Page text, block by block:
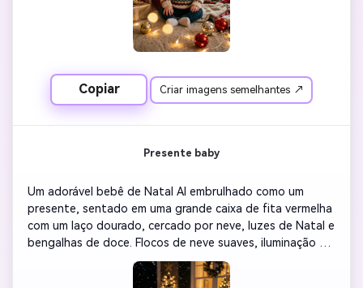
Copiar Criar imagens semelhantes ↗
Presente baby
Um adorável bebê de Natal AI embrulhado como um
presente, sentado em uma grande caixa de fita vermelha
com um laço dourado, cercado por neve, luzes de Natal e
bengalhas de doce. Flocos de neve suaves, iluminação
cinematográfica, alegria festiva, luz festiva quente,
fundo de foco suave com texturas surrealistas.